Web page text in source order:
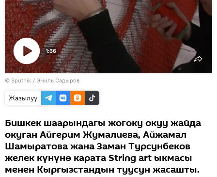
Видеону
көрсөтүү
1:36
© Sputnik / Эмиль Садыров
Жазылуу
Бишкек шаарындагы жогоку окуу жайда
окуган Айгерим Жумалиева, Айжамал
Шамыратова жана Заман Турсунбеков
желек күнүнө карата String art ыкмасы
менен Кыргызстандын туусун жасашты.